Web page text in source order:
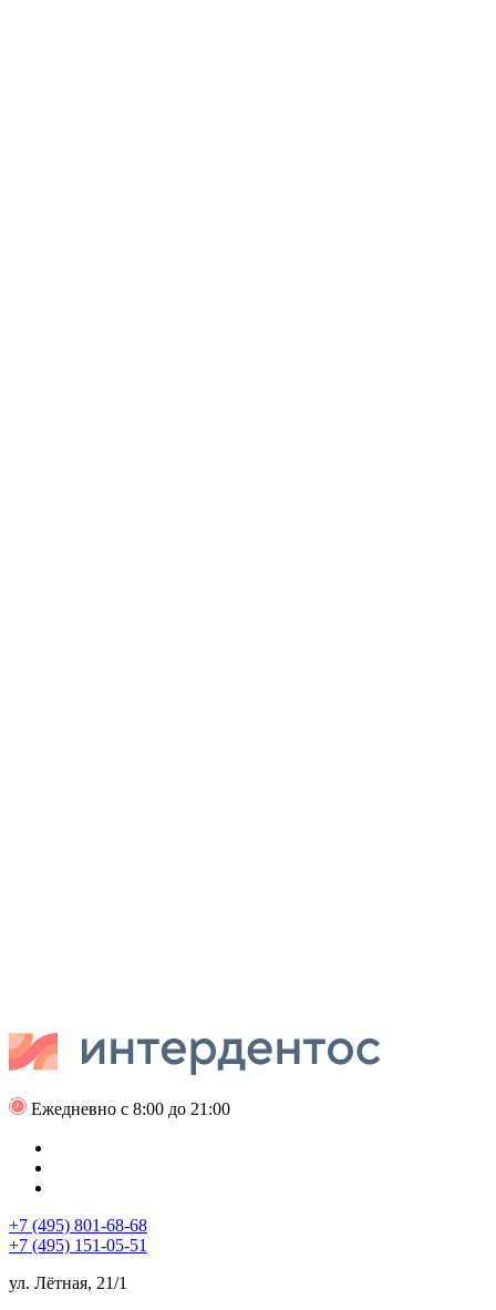
Ежедневно с 8:00 до 21:00
+7 (495) 801-68-68
+7 (495) 151-05-51
ул. Лётная, 21/1